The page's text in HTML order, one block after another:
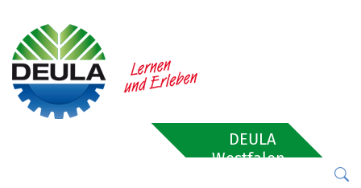
DEULA
Westfalen-